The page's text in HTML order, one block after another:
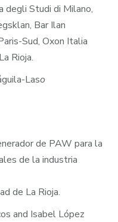
degli Studi di Milano,
Bar Ilan
Sud, Oxon Italia
Rioja.
Laso
de PAW para la
de la industria
de La Rioja.
and Isabel López